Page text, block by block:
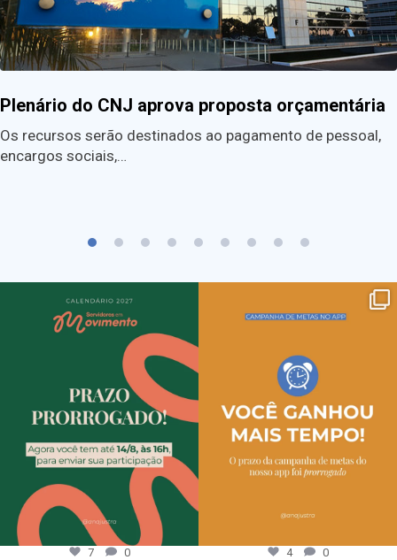
Plenário do CNJ aprova proposta orçamentária
Os recursos serão destinados ao pagamento de pessoal,
encargos sociais,…
7 0 4 0